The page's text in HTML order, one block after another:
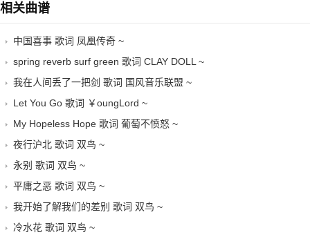
相关曲谱
中国喜事 歌词 凤凰传奇 ~
spring reverb surf green 歌词 CLAY DOLL ~
我在人间丢了一把剑 歌词 国风音乐联盟 ~
Let You Go 歌词 ￥oungLord ~
My Hopeless Hope 歌词 葡萄不愤怒 ~
夜行沪北 歌词 双鸟 ~
永别 歌词 双鸟 ~
平庸之恶 歌词 双鸟 ~
我开始了解我们的差别 歌词 双鸟 ~
冷水花 歌词 双鸟 ~